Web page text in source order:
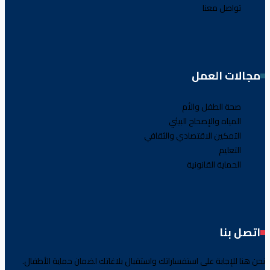
تواصل معنا
مجالات العمل
صحة الطفل والأم
المياه والإصحاح البيئي
التمكين الاقتصادي والثقافي
التعليم
الحماية القانونية
اتصل بنا
نحن هنا للإجابة على استفساراتك واستقبال بلاغاتك لضمان حماية الأطفال.